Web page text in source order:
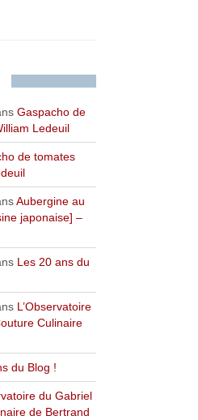
Gaspacho de
Ledeuil
de tomates
Aubergine au
japonaise] –
Les 20 ans du
L’Observatoire
Culinaire
du Blog !
du Gabriel
de Bertrand